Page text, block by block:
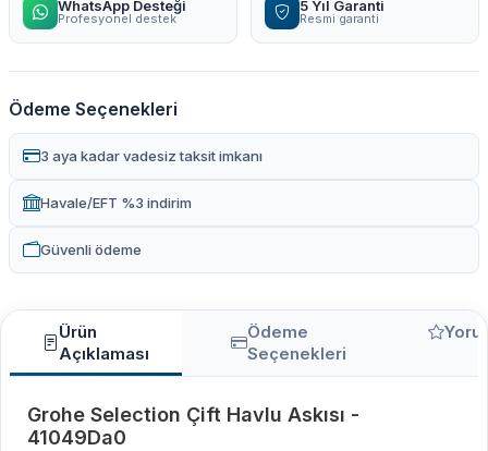
WhatsApp Desteği
Profesyonel destek
5 Yıl Garanti
Resmi garanti
Ödeme Seçenekleri
3 aya kadar vadesiz taksit imkanı
Havale/EFT %3 indirim
Güvenli ödeme
Ürün
Açıklaması
Ödeme
Seçenekleri
Grohe Selection Çift Havlu Askısı -
41049Da0